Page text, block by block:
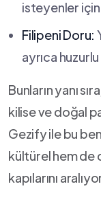
isteyenler
Filipeni Doru:
ayrıca
Bunların yanı
kilise ve doğal
Gezify ⁣ile bu
kültürel hem de
kapılarını